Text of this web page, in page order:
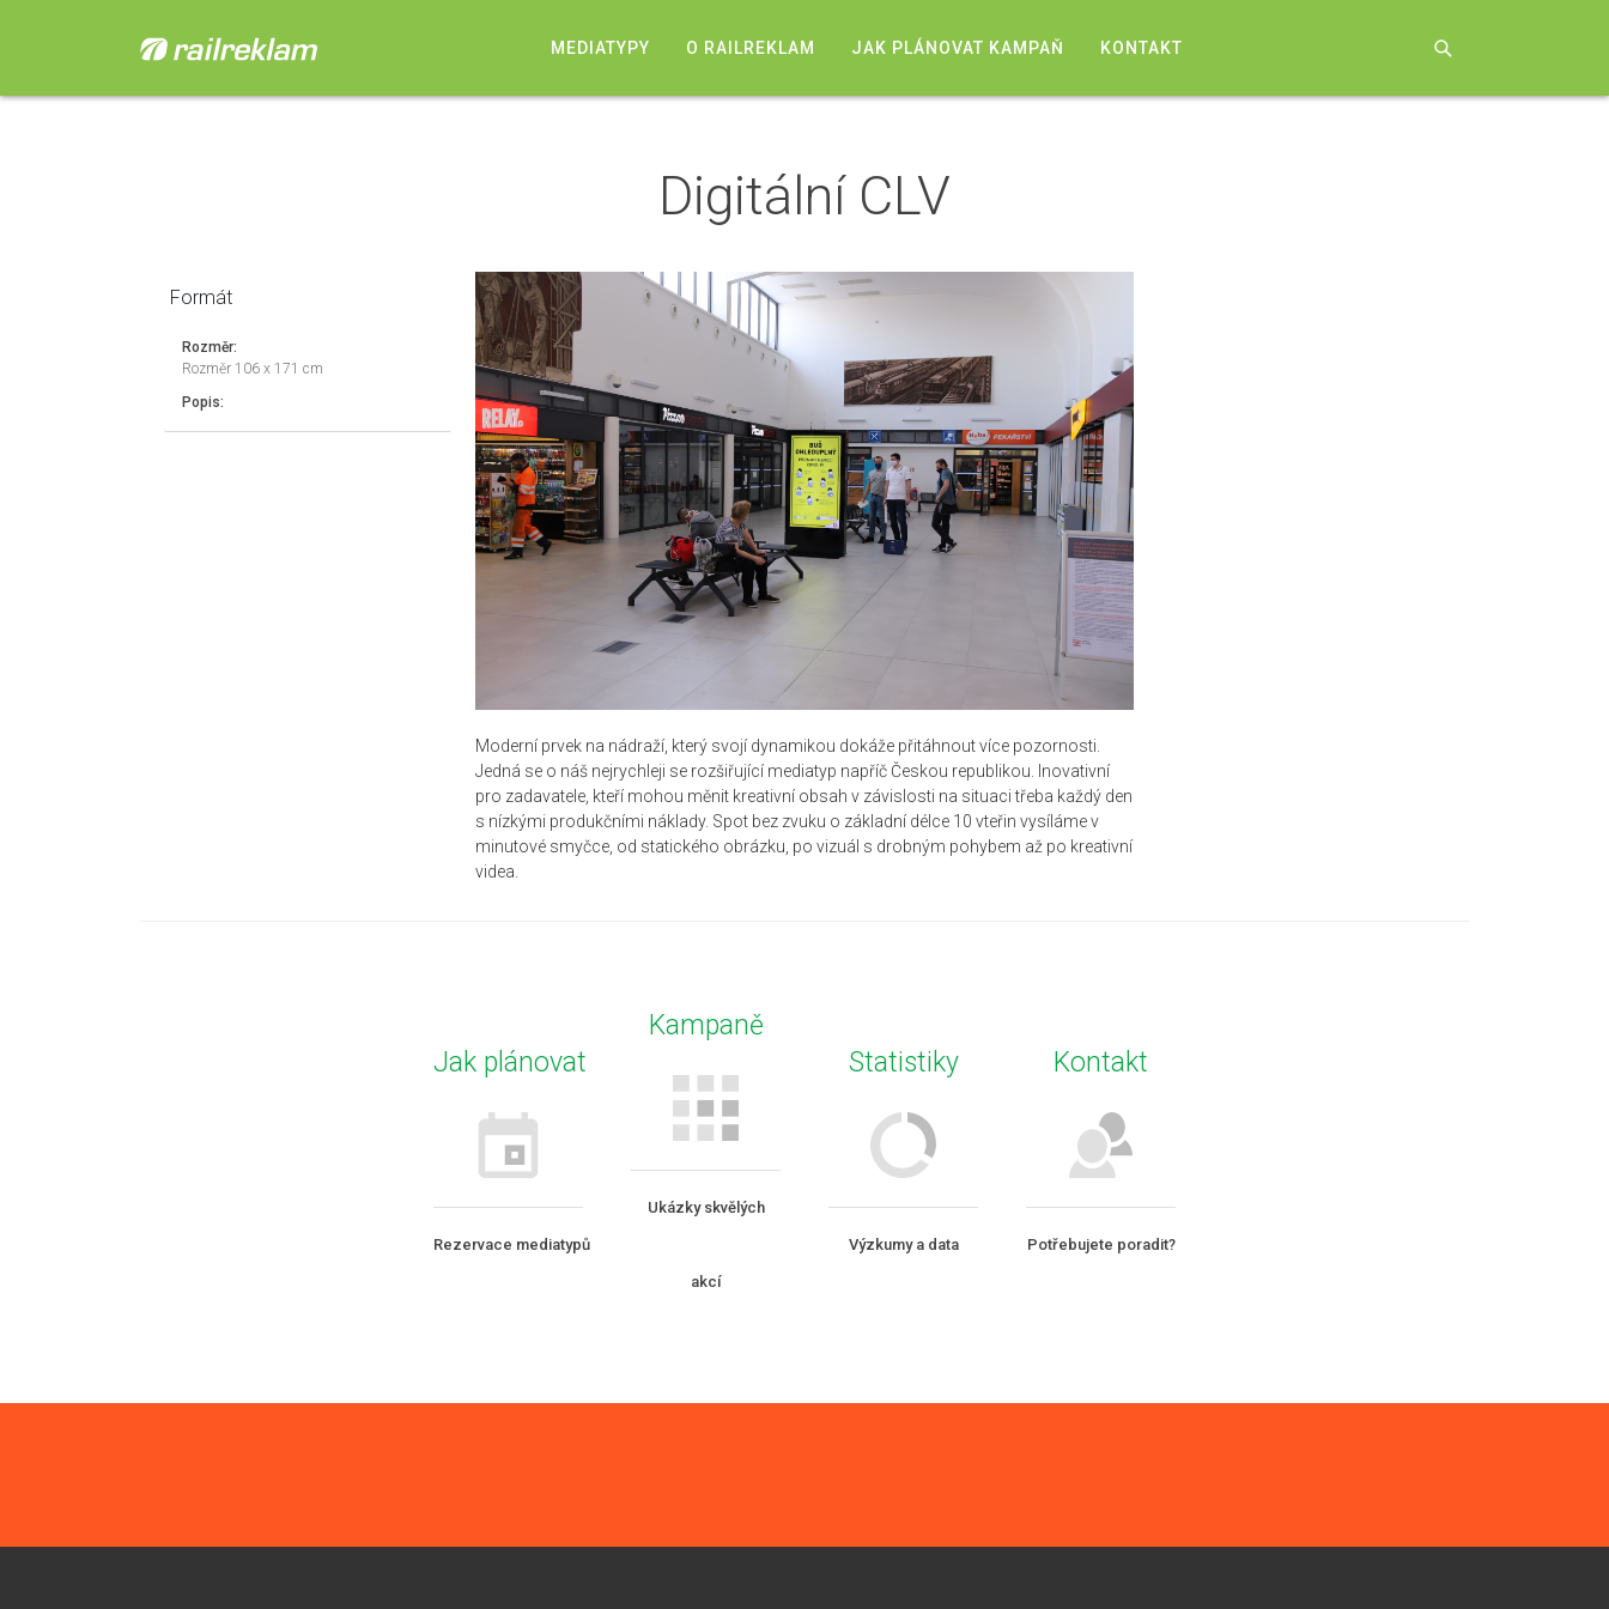
MEDIATYPY O RAILREKLAM JAK PLÁNOVAT KAMPAŇ KONTAKT
Digitální CLV
Formát
Rozměr:
Rozměr 106 x 171 cm
Popis:
Moderní prvek na nádraží, který svojí dynamikou dokáže přitáhnout více pozornosti.
Jedná se o náš nejrychleji se rozšiřující mediatyp napříč Českou republikou. Inovativní
pro zadavatele, kteří mohou měnit kreativní obsah v závislosti na situaci třeba každý den
s nízkými produkčními náklady. Spot bez zvuku o základní délce 10 vteřin vysíláme v
minutové smyčce, od statického obrázku, po vizuál s drobným pohybem až po kreativní
videa.
Jak plánovat
Rezervace mediatypů
Kampaně
Ukázky skvělých
akcí
Statistiky
Výzkumy a data
Kontakt
Potřebujete poradit?